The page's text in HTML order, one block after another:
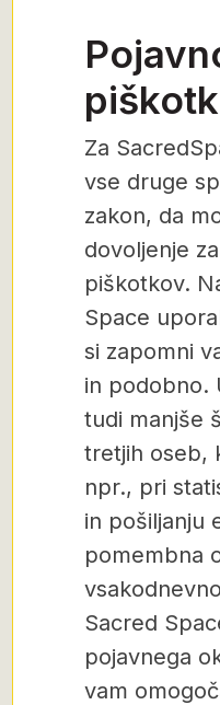
Za
vse druge
zakon, da
dovoljenje
piškotkov.
Space
si zapomni
in podobno.
tudi manjše
tretjih oseb,
npr., pri
in pošiljanju
pomembna
Sacred
pojavnega
vam